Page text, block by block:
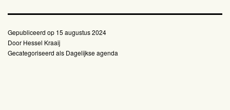
Gepubliceerd op 15 augustus 2024
Door Hessel Kraaij
Gecategoriseerd als Dagelijkse agenda